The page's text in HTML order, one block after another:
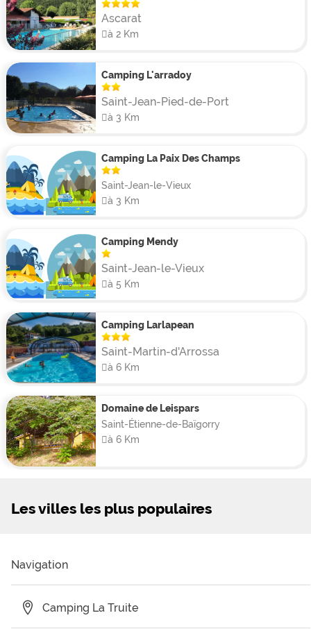
barbecue.
Ascarat
à 2 Km
Camping L'arradoy
Saint-Jean-Pied-de-Port
à 3 Km
Camping La Paix Des Champs
Saint-Jean-le-Vieux
à 3 Km
Camping Mendy
Saint-Jean-le-Vieux
à 5 Km
Camping Larlapean
Saint-Martin-d'Arrossa
à 6 Km
Domaine de Leispars
Saint-Étienne-de-Baïgorry
à 6 Km
Les villes les plus populaires
Navigation
Camping La Truite